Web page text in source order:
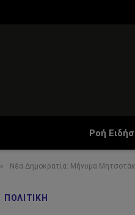
Ροή
» Νέα Δημοκρατία: Μήνυμα
ΠΟΛΙΤΙΚΉ